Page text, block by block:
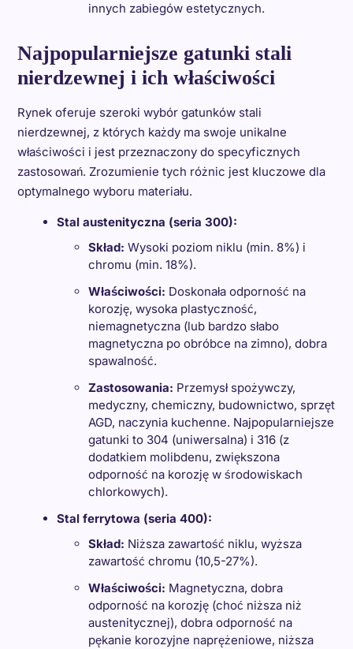
innych zabiegów estetycznych.
Najpopularniejsze gatunki stali
nierdzewnej i ich właściwości
Rynek oferuje szeroki wybór gatunków stali
nierdzewnej, z których każdy ma swoje unikalne
właściwości i jest przeznaczony do specyficznych
zastosowań. Zrozumienie tych różnic jest kluczowe dla
optymalnego wyboru materiału.
Stal austenityczna (seria 300):
Skład: Wysoki poziom niklu (min. 8%) i
chromu (min. 18%).
Właściwości: Doskonała odporność na
korozję, wysoka plastyczność,
niemagnetyczna (lub bardzo słabo
magnetyczna po obróbce na zimno), dobra
spawalność.
Zastosowania: Przemysł spożywczy,
medyczny, chemiczny, budownictwo, sprzęt
AGD, naczynia kuchenne. Najpopularniejsze
gatunki to 304 (uniwersalna) i 316 (z
dodatkiem molibdenu, zwiększona
odporność na korozję w środowiskach
chlorkowych).
Stal ferrytowa (seria 400):
Skład: Niższa zawartość niklu, wyższa
zawartość chromu (10,5-27%).
Właściwości: Magnetyczna, dobra
odporność na korozję (choć niższa niż
austenitycznej), dobra odporność na
pękanie korozyjne naprężeniowe, niższa